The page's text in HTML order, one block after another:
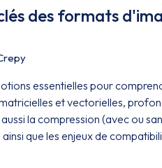
des formats
essentielles pour
et vectorielles,
la compression (avec ou
que les enjeux de